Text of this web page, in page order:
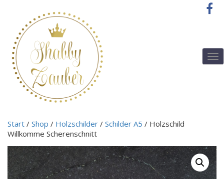
T
o
i
g
a
t
Start / Shop / Holzschilder / Schilder A5 / Holzschild
Willkomme Scherenschnitt